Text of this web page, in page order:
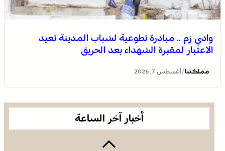
وادي زم .. مبادرة تطوعية لشباب المدينة تعيد
الاعتبار لمقبرة الشهداء بعد الحريق
مملكتنا/ أغسطس 7, 2026
أخبار آخر الساعة
الجديدة .. افتتاح فعاليات موسم مولاي عبد الله أمغار